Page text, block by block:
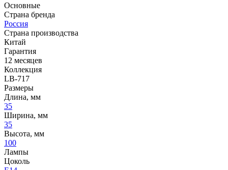
Основные
Страна бренда
Россия
Страна производства
Китай
Гарантия
12 месяцев
Коллекция
LB-717
Размеры
Длина, мм
35
Ширина, мм
35
Высота, мм
100
Лампы
Цоколь